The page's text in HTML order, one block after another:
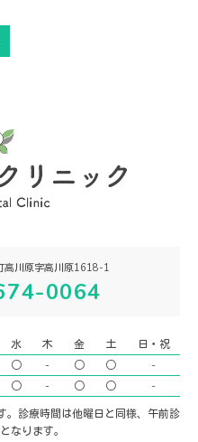
川原字高川原1618-1
0064
水 木 金 土
日・祝
○ - ○ ○
-
○ - ○ ○
-
診療時間は他曜日と同様、午前診
なります。